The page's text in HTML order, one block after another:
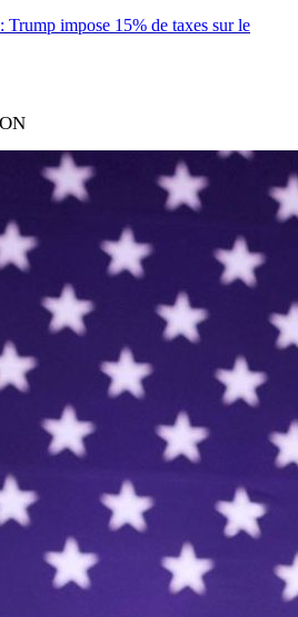
Trump impose 15% de taxes sur le